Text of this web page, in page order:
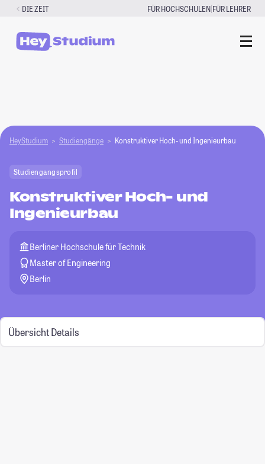
Zum
springen
DIE ZEIT FÜR HOCHSCHULEN|FÜR LEHRER
HeyStudium Studiengänge Konstruktiver Hoch- und Ingenieurbau
Studiengangsprofil
Konstruktiver Hoch- und
Ingenieurbau
Berliner Hochschule für Technik
Master of Engineering
Berlin
Übersicht Details